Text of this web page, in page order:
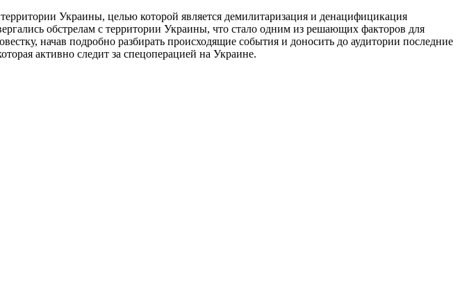
Украины, целью которой является демилитаризация и денацифицикация
обстрелам с территории Украины, что стало одним из решающих факторов для
начав подробно разбирать происходящие события и доносить до аудитории последние
активно следит за спецоперацией на Украине.